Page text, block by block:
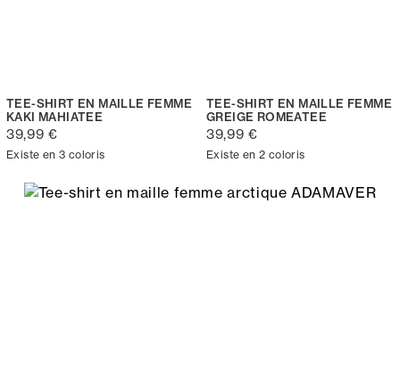
TEE-SHIRT EN MAILLE FEMME
KAKI MAHIATEE
39,99 €
Existe en 3 coloris
TEE-SHIRT EN MAILLE FEMME
GREIGE ROMEATEE
39,99 €
Existe en 2 coloris